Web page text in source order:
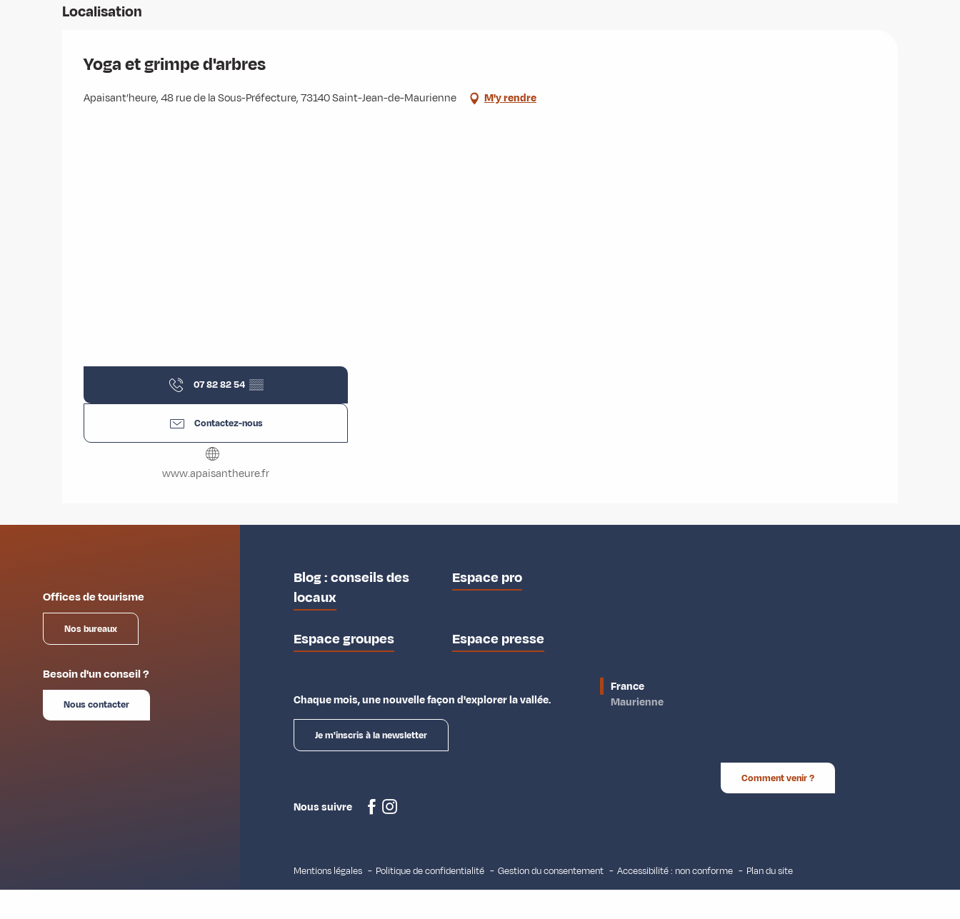
Localisation
Yoga et grimpe d'arbres
Apaisant’heure, 48 rue de la Sous-Préfecture, 73140 Saint-Jean-de-Maurienne M'y rendre
07 82 82 54 ▒▒
Contactez-nous
www.apaisantheure.fr
Offices de tourisme
Nos bureaux
Besoin d'un conseil ?
Nous contacter
Blog : conseils des
locaux
Espace pro
Espace groupes Espace presse
Chaque mois, une nouvelle façon d'explorer la vallée.
Je m'inscris à la newsletter
Nous suivre
France
Maurienne
Comment venir ?
Mentions légales Politique de confidentialité Gestion du consentement Accessibilité : non conforme Plan du site